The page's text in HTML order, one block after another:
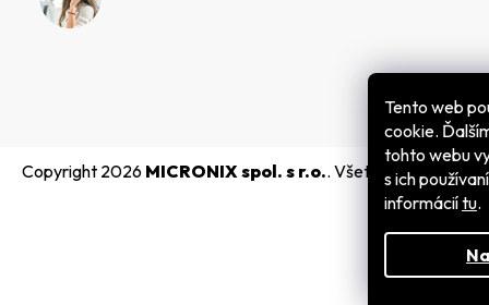
Tento web
cookie.
tohto webu
s ich
informáciítu.
Copyright 2026 MICRONIX spol. s r.o.. Všetky práva